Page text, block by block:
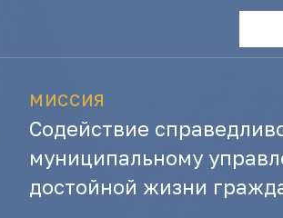
МИССИЯ
Содействие
муниципальному
достойной жизни